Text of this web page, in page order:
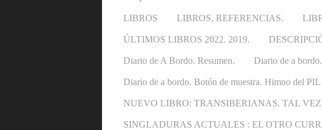
LIBROS LIBROS, REFERENCIAS.
ÚLTIMOS LIBROS 2022. 2019.
Diario de A Bordo. Resumen. Diario de a
Diario de a bordo. Botón de muestra. Himno del
NUEVO LIBRO: TRANSIBERIANAS. TAL
SINGLADURAS ACTUALES : EL OTRO